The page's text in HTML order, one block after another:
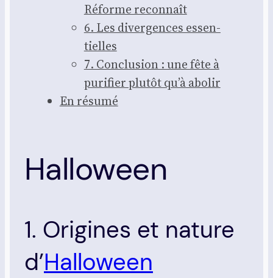
Réforme recon­naît
6. Les diver­gences essen­
tielles
7. Conclu­sion : une fête à
puri­fier plu­tôt qu’à abo­lir
En résu­mé
Halloween
1. Origines et nature
d’Halloween